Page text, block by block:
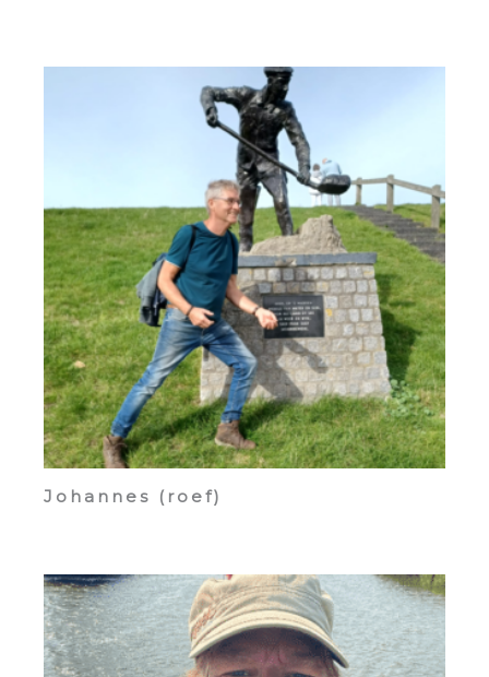
Johannes (roef)